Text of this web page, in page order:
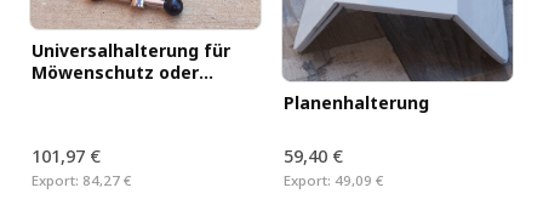
Universalhalterung für
Möwenschutz oder
101,97 €
Export: 84,27 €
Planenhalterung
59,40 €
Export: 49,09 €